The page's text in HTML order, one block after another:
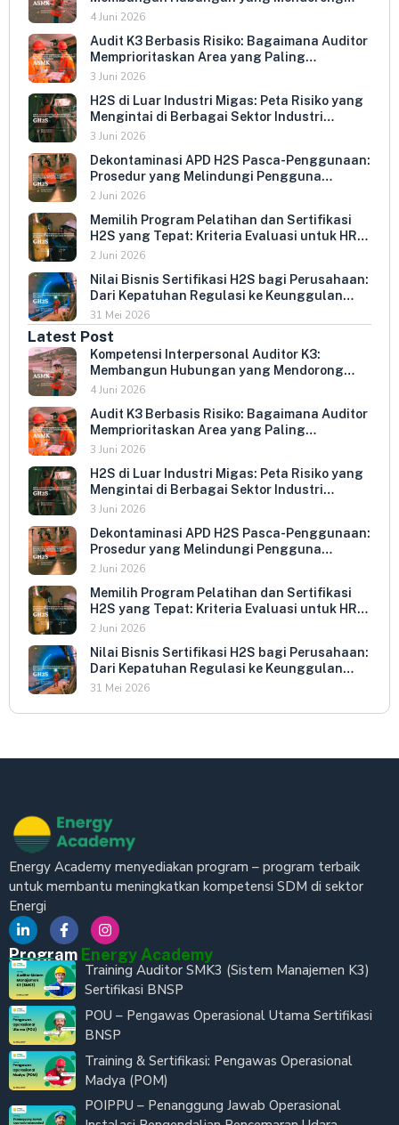
Keterbukaan dan Kepatuhan Sukarela
4 Juni 2026
Audit K3 Berbasis Risiko: Bagaimana Auditor
Memprioritaskan Area yang Paling
Menentukan Kepatuhan Perusahaan
3 Juni 2026
H2S di Luar Industri Migas: Peta Risiko yang
Mengintai di Berbagai Sektor Industri
Indonesia
3 Juni 2026
Dekontaminasi APD H2S Pasca-Penggunaan:
Prosedur yang Melindungi Pengguna
Berikutnya dan Memperpanjang Umur
2 Juni 2026
Memilih Program Pelatihan dan Sertifikasi
H2S yang Tepat: Kriteria Evaluasi untuk HR
dan HSE Manager
2 Juni 2026
Nilai Bisnis Sertifikasi H2S bagi Perusahaan:
Dari Kepatuhan Regulasi ke Keunggulan
Kompetitif
31 Mei 2026
Latest Post
Kompetensi Interpersonal Auditor K3:
Membangun Hubungan yang Mendorong
Keterbukaan dan Kepatuhan Sukarela
4 Juni 2026
Audit K3 Berbasis Risiko: Bagaimana Auditor
Memprioritaskan Area yang Paling
Menentukan Kepatuhan Perusahaan
3 Juni 2026
H2S di Luar Industri Migas: Peta Risiko yang
Mengintai di Berbagai Sektor Industri
Indonesia
3 Juni 2026
Dekontaminasi APD H2S Pasca-Penggunaan:
Prosedur yang Melindungi Pengguna
Berikutnya dan Memperpanjang Umur
2 Juni 2026
Memilih Program Pelatihan dan Sertifikasi
H2S yang Tepat: Kriteria Evaluasi untuk HR
dan HSE Manager
2 Juni 2026
Nilai Bisnis Sertifikasi H2S bagi Perusahaan:
Dari Kepatuhan Regulasi ke Keunggulan
Kompetitif
31 Mei 2026
Energy Academy menyediakan program – program terbaik
untuk membantu meningkatkan kompetensi SDM di sektor
Energi
Program Energy Academy
Training Auditor SMK3 (Sistem Manajemen K3)
Sertifikasi BNSP
POU – Pengawas Operasional Utama Sertifikasi
BNSP
Training & Sertifikasi: Pengawas Operasional
Madya (POM)
POIPPU – Penanggung Jawab Operasional